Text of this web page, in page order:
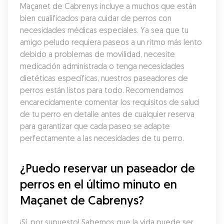
Maçanet de Cabrenys incluye a muchos que están
bien cualificados para cuidar de perros con
necesidades médicas especiales. Ya sea que tu
amigo peludo requiera paseos a un ritmo más lento
debido a problemas de movilidad, necesite
medicación administrada o tenga necesidades
dietéticas específicas, nuestros paseadores de
perros están listos para todo. Recomendamos
encarecidamente comentar los requisitos de salud
de tu perro en detalle antes de cualquier reserva
para garantizar que cada paseo se adapte
perfectamente a las necesidades de tu perro.
¿Puedo reservar un paseador de
perros en el último minuto en
Maçanet de Cabrenys?
¡Sí, por supuesto! Sabemos que la vida puede ser